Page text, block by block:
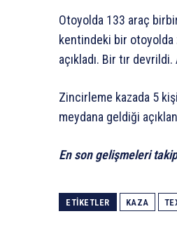
Otoyolda 133 araç
kentindeki bir otoyolda
açıkladı. Bir tır
Zincirleme kazada 5
meydana geldiği
En son gelişmeleri
ETIKETLER KAZA